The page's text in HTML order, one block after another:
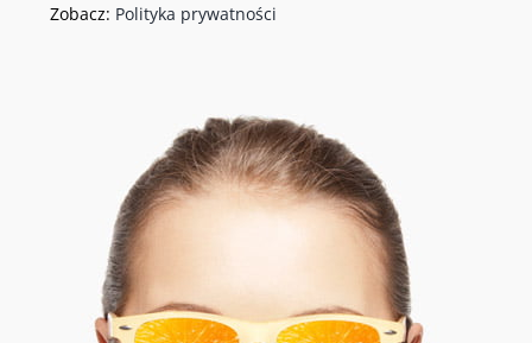
Zobacz: Polityka prywatności